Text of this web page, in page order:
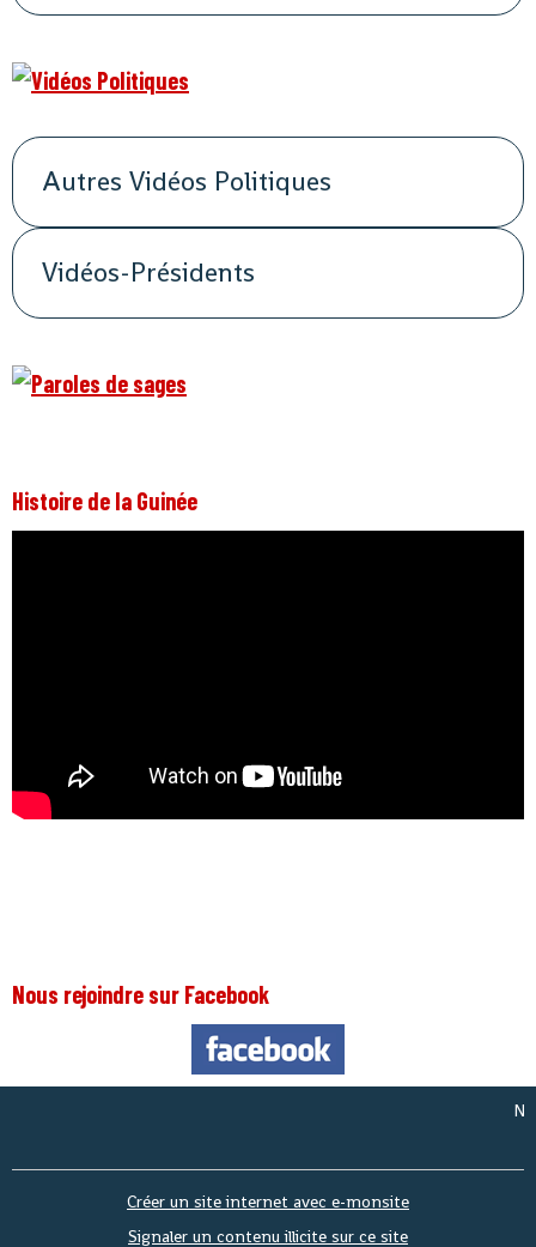
Autres Vidéos Politiques
Vidéos-Présidents
Histoire de la Guinée
Nous rejoindre sur Facebook
Nous
Créer un site internet avec e-monsite
Signaler un contenu illicite sur ce site